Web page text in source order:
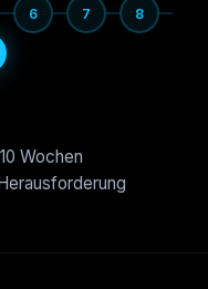
6 7 8
Wochen